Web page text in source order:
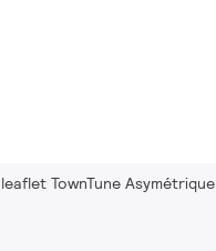
TownTune Asymétrique